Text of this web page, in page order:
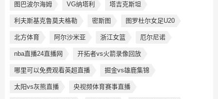
图巴波尔海姆 VG纳塔利 塔吉克斯坦
利夫斯基克鲁莫夫格勒 密斯图 图罗杜尔女足U20
北方体育 阿尔沙米亚 浙江女篮 厄尔尼诺
nba直播24直播网 开拓者vs火箭录像回放
哪里可以免费观看英超直播 掘金vs雄鹿集锦
太阳vs灰熊直播 央视频体育赛事直播